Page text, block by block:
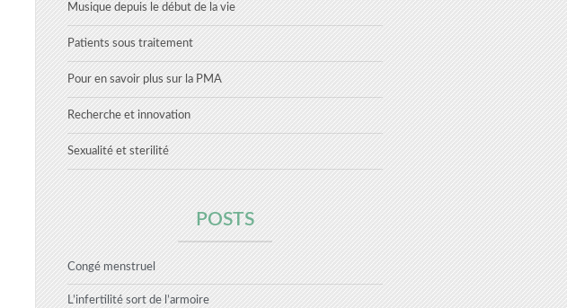
Musique depuis le début de la vie
Patients sous traitement
Pour en savoir plus sur la PMA
Recherche et innovation
Sexualité et sterilité
POSTS
Congé menstruel
L’infertilité sort de l’armoire